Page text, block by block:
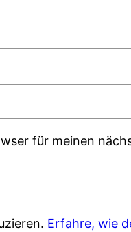
für meinen
Erfahre, wie